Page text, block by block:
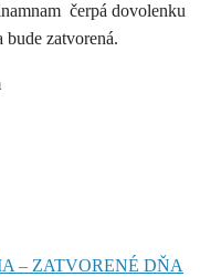
čerpá dovolenku
zatvorená.
– ZATVORENÉ DŇA